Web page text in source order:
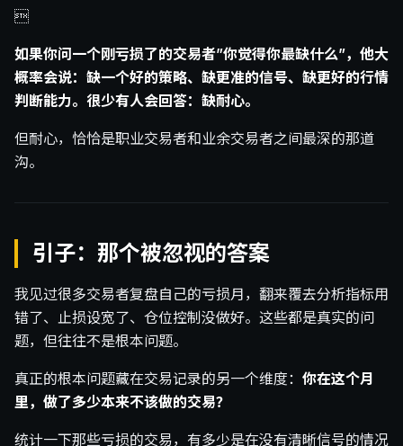

如果你问一个刚亏损了的交易者”你觉得你最缺什么”，他大
概率会说：缺一个好的策略、缺更准的信号、缺更好的行情
判断能力。很少有人会回答：缺耐心。
但耐心，恰恰是职业交易者和业余交易者之间最深的那道
沟。
引子：那个被忽视的答案
我见过很多交易者复盘自己的亏损月，翻来覆去分析指标用
错了、止损设宽了、仓位控制没做好。这些都是真实的问
题，但往往不是根本问题。
真正的根本问题藏在交易记录的另一个维度： 你在这个月
里，做了多少本来不该做的交易？
统计一下那些亏损的交易，有多少是在没有清晰信号的情况